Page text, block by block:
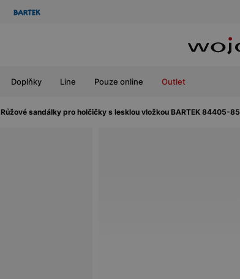
Doplňky Line Pouze online Outlet
Růžové sandálky pro holčičky s lesklou vložkou BARTEK 84405-85